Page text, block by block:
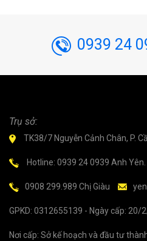
0939 24
Trụ sở:
TK38/7 Nguyễn Cảnh Chân, P.
Hotline: 0939 24 0939 Anh Yên.
0908 299.989 Chị Giàu
GPKD: 0312655139 - Ngày cấp: 20/
Nơi cấp: Sở kế hoạch và đầu tư